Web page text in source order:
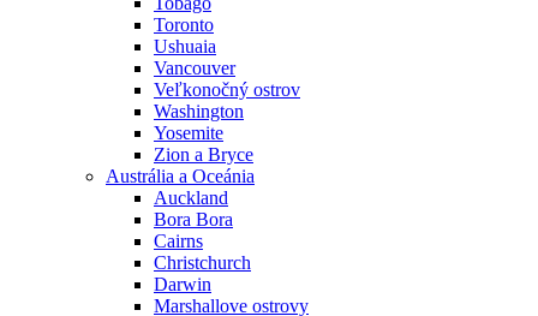
Toronto
Ushuaia
Vancouver
Veľkonočný ostrov
Washington
Yosemite
Zion a Bryce
Austrália a Oceánia
Auckland
Bora Bora
Cairns
Christchurch
Darwin
Marshallove ostrovy